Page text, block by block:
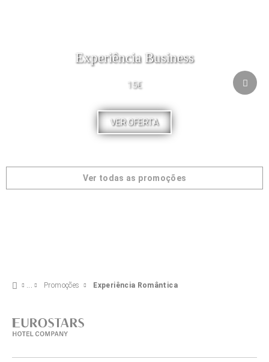
Experiência Business
15€
VER OFERTA
Ver todas as promoções
Promoções Experiência Romântica